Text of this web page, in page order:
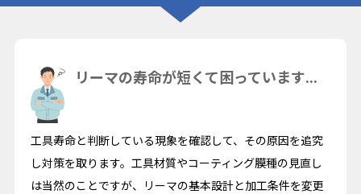
リーマの寿命が短くて困っています...
工具寿命と判断している現象を確認して、その原因を追究
し対策を取ります。工具材質やコーティング膜種の見直し
は当然のことですが、リーマの基本設計と加工条件を変更